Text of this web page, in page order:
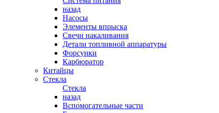
назад
Насосы
Элементы впрыска
Свечи накаливания
Детали топливной аппаратуры
Форсунки
Карбюратор
Китайцы
Стекла
Стекла
назад
Вспомогательные части